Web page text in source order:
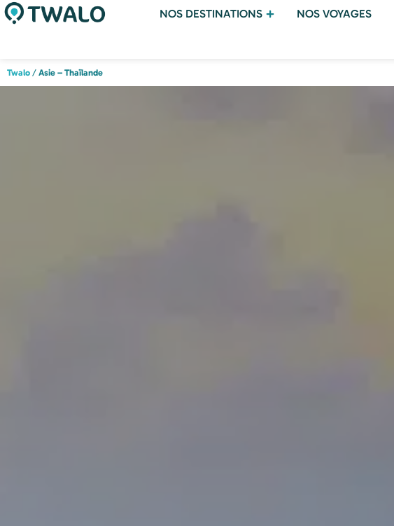
NOS DESTINATIONS NOS VOYAGES
Twalo / Asie – Thaïlande